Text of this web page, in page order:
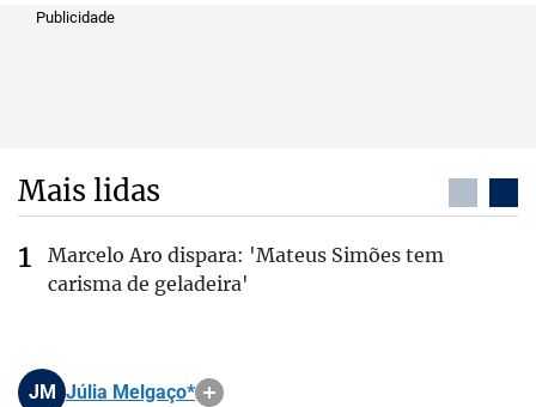
Publicidade
Mais lidas
Marcelo Aro dispara: 'Mateus Simões tem
carisma de geladeira'
JM Júlia Melgaço*